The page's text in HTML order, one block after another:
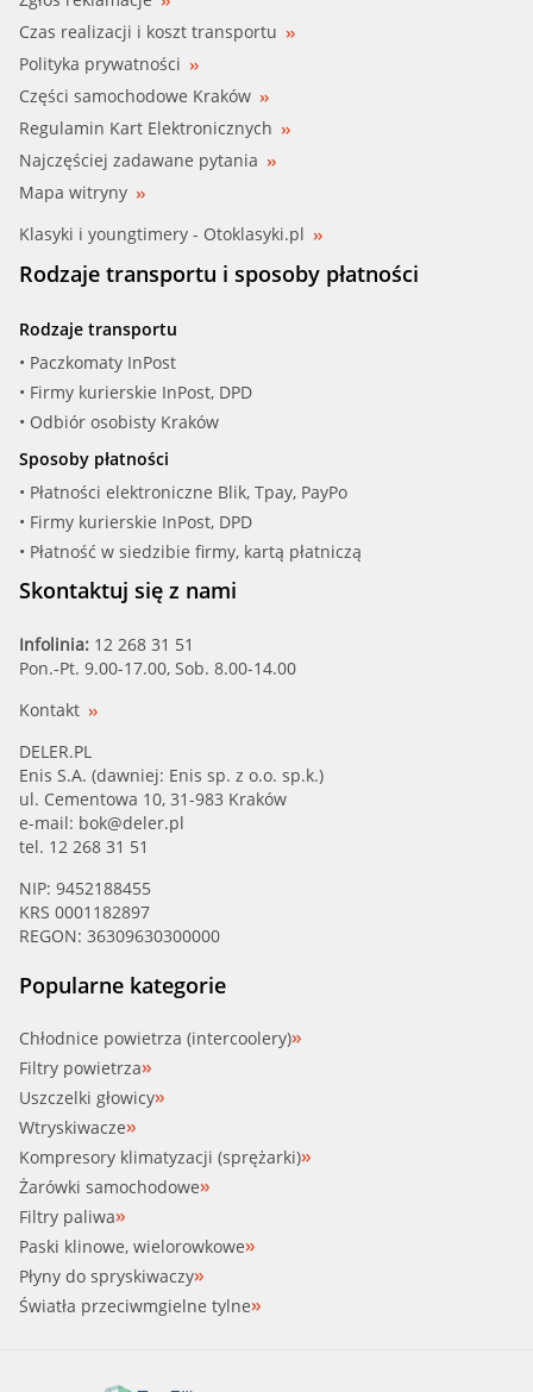
NISSA (28438-4CL8C)
NISSA (28438-4CM0C)
NISSA (28438-4EA2A)
NISSA (28438-4EA2B)
NISSA (28438-4EA2C)
NISSA (28438-4EA2E)
NISSA (28438-4EA3A)
NISSA (28438-4EA3B)
NISSA (28438-4EA3C)
NISSA (28438-4EA3D)
NISSA (28438-4EA4B)
NISSA (284384CL7C)
NISSA (284384CL8C)
NISSA (284384EA2A)
NISSA (284384EA2B)
NISSA (284384EA2C)
NISSA (284384EA2D)
NISSA (284384EA2E)
NISSA (284384EA3A)
NISSA (284384EA3B)
NISSA (284384EA3C)
Czas realizacji i koszt transportu
Polityka prywatności
Części samochodowe Kraków
Regulamin Kart Elektronicznych
Najczęściej zadawane pytania
Mapa witryny
Klasyki i youngtimery - Otoklasyki.pl
Rodzaje transportu i sposoby płatności
Rodzaje transportu
• Paczkomaty InPost
• Firmy kurierskie InPost, DPD
• Odbiór osobisty Kraków
Sposoby płatności
• Płatności elektroniczne Blik, Tpay, PayPo
• Firmy kurierskie InPost, DPD
• Płatność w siedzibie firmy, kartą płatniczą
Skontaktuj się z nami
Infolinia: 12 268 31 51
Pon.-Pt. 9.00-17.00, Sob. 8.00-14.00
Kontakt
DELER.PL
Enis S.A. (dawniej: Enis sp. z o.o. sp.k.)
ul. Cementowa 10, 31-983 Kraków
e-mail: bok@deler.pl
tel. 12 268 31 51
NIP: 9452188455
KRS 0001182897
REGON: 36309630300000
Popularne kategorie
Chłodnice powietrza (intercoolery)
Filtry powietrza
Uszczelki głowicy
Wtryskiwacze
Kompresory klimatyzacji (sprężarki)
Żarówki samochodowe
Filtry paliwa
Paski klinowe, wielorowkowe
Płyny do spryskiwaczy
Światła przeciwmgielne tylne